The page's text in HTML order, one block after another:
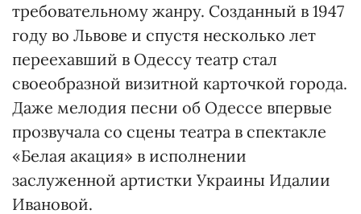
требовательному жанру. Созданный в 1947
году во Львове и спустя несколько лет
переехавший в Одессу театр стал
своеобразной визитной карточкой города.
Даже мелодия песни об Одессе впервые
прозвучала со сцены театра в спектакле
«Белая акация» в исполнении
заслуженной артистки Украины Идалии
Ивановой.